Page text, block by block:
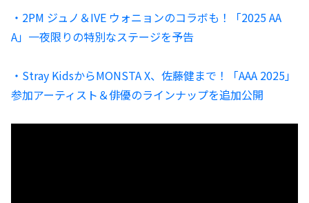
・2PM ジュノ＆IVE ウォニョンのコラボも！「2025 AA
A」一夜限りの特別なステージを予告
・Stray KidsからMONSTA X、佐藤健まで！「AAA 2025」
参加アーティスト＆俳優のラインナップを追加公開